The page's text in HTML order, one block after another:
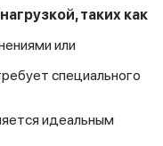
таких как
или
специального
идеальным